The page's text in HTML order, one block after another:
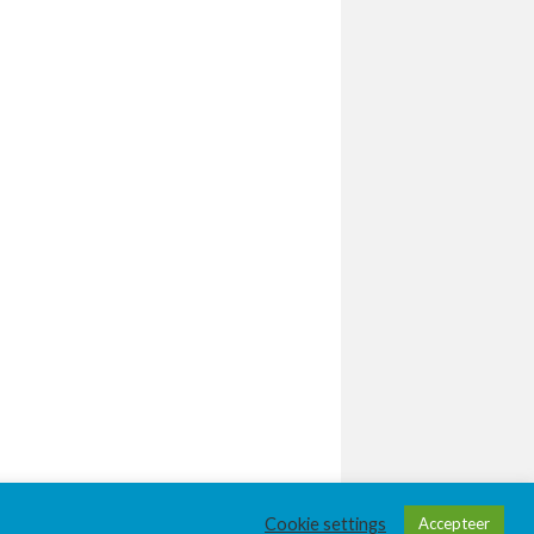
Cookie settings Accepteer